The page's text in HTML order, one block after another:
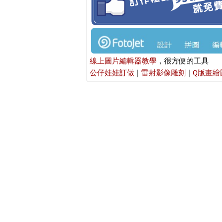
線上圖片編輯器教學 ，很方便的工具
公仔娃娃訂做 |雷射影像雕刻 |Q版畫繪